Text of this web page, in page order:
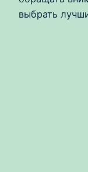
выбрать